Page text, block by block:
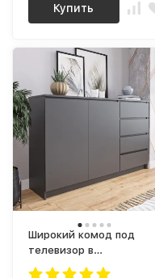
Купить
Широкий комод под
телевизор в
современном стиле,